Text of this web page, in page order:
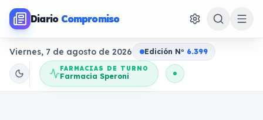
Diario Compromiso
Viernes, 7 de agosto de 2026 Edición No 6.399
FARMACIAS DE TURNO
Farmacia Speroni